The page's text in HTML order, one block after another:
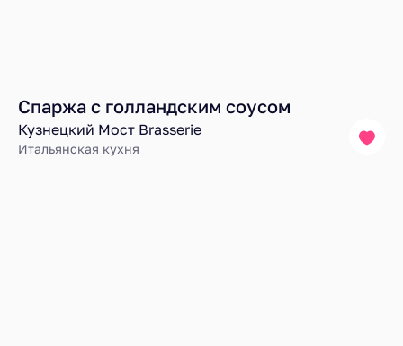
Спаржа с голландским соусом
Кузнецкий Мост Brasserie
Итальянская кухня